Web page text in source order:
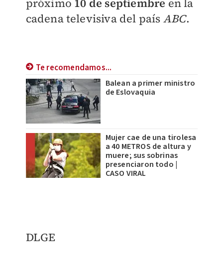
cadena televisiva del país ABC.
Te recomendamos...
Balean a primer ministro
de Eslovaquia
Mujer cae de una tirolesa
a 40 METROS de altura y
muere; sus sobrinas
presenciaron todo |
CASO VIRAL
DLGE​